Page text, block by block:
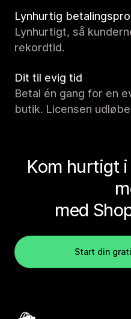
Lynhurtig
Lynhurtigt, så
rekordtid.
Dit til evig tid
Betal én gang for en
butik. Licensen
Kom hurtigt
med
Start din